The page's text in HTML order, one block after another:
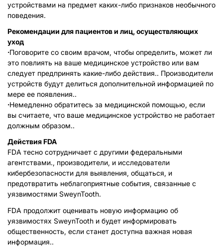
устройствами на предмет каких-либо признаков необычного
поведения.
Рекомендации для пациентов и лиц, осуществляющих
уход
·Поговорите со своим врачом, чтобы определить, может ли
это повлиять на ваше медицинское устройство или вам
следует предпринять какие-либо действия.. Производители
устройств будут делиться дополнительной информацией по
мере ее появления..
·Немедленно обратитесь за медицинской помощью, если
вы считаете, что ваше медицинское устройство не работает
должным образом..
Действия FDA
FDA тесно сотрудничает с другими федеральными
агентствами., производители, и исследователи
кибербезопасности для выявления, общаться, и
предотвратить неблагоприятные события, связанные с
уязвимостями SweynTooth.
FDA продолжит оценивать новую информацию об
уязвимостях SweynTooth и будет информировать
общественность, если станет доступна важная новая
информация..